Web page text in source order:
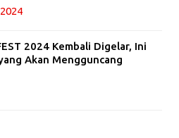
2024 Kembali Digelar, Ini
Akan Mengguncang